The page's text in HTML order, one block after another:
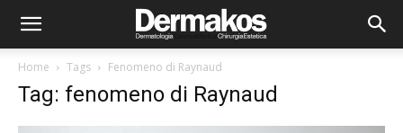
Home Tags Fenomeno di Raynaud
Tag: fenomeno di Raynaud